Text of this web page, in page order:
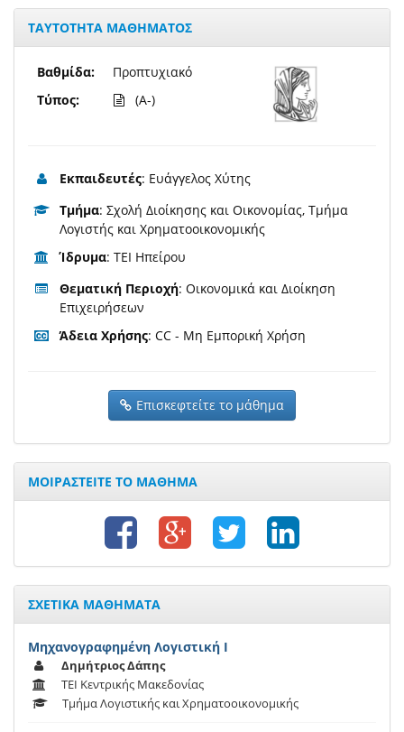
ΤΑΥΤΟΤΗΤΑ ΜΑΘΗΜΑΤΟΣ
Βαθμίδα:
Τύπος:
Προπτυχιακό
(A-)
Εκπαιδευτές: Ευάγγελος Χύτης
Τμήμα: Σχολή Διοίκησης και Οικονομίας, Τμήμα
Λογιστής και Χρηματοοικονομικής
Ίδρυμα: ΤΕΙ Ηπείρου
Θεματική Περιοχή: Οικονομικά και Διοίκηση
Επιχειρήσεων
Άδεια Χρήσης: CC - Μη Εμπορική Χρήση
Επισκεφτείτε το μάθημα
ΜΟΙΡΑΣΤΕΙΤΕ ΤΟ ΜΑΘΗΜΑ
ΣΧΕΤΙΚΑ ΜΑΘΗΜΑΤΑ
Μηχανογραφημένη Λογιστική Ι
Δημήτριος Δάπης
ΤΕΙ Κεντρικής Μακεδονίας
Τμήμα Λογιστικής και Χρηματοοικονομικής